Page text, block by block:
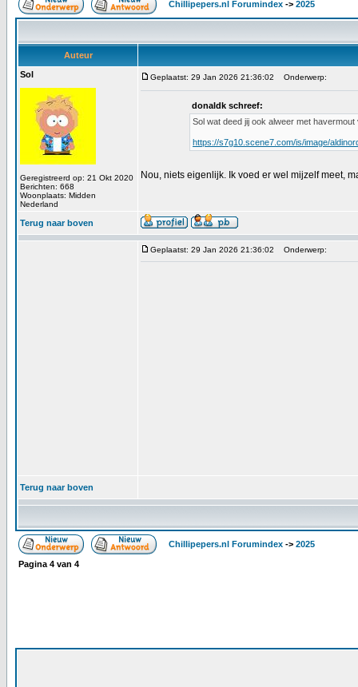
Chillipepers.nl Forumindex -> 2025
Auteur
Sol
Geregistreerd op: 21 Okt 2020
Berichten: 668
Woonplaats: Midden
Nederland
Geplaatst: 29 Jan 2026 21:36:02 Onderwerp:
donaldk schreef:
Sol wat deed jij ook alweer met
https://s7g10.scene7.com/is/image/
Nou, niets eigenlijk. Ik voed er wel mijzelf meet,
Terug naar boven
Geplaatst: 29 Jan 2026 21:36:02 Onderwerp:
Terug naar boven
Chillipepers.nl Forumindex -> 2025
Pagina 4 van 4